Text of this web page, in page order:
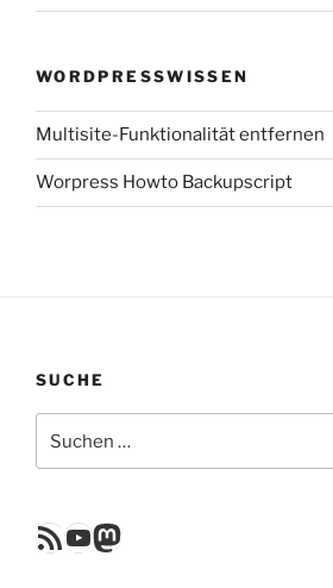
WORDPRESSWISSEN
Multisite-Funktionalität entfernen
Worpress Howto Backupscript
SUCHE
nach:
RSS FeedYouTube
Mastodon